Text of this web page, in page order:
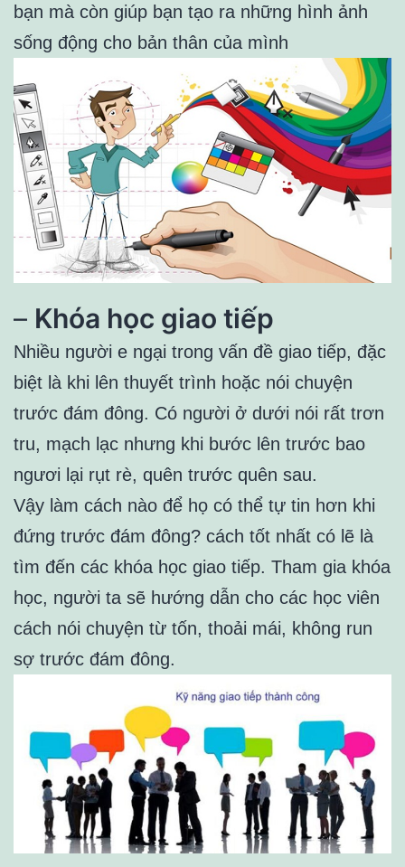
bạn mà còn giúp bạn tạo ra những hình ảnh
sống động cho bản thân của mình
– Khóa học giao tiếp
Nhiều người e ngại trong vấn đề giao tiếp, đặc
biệt là khi lên thuyết trình hoặc nói chuyện
trước đám đông. Có người ở dưới nói rất trơn
tru, mạch lạc nhưng khi bước lên trước bao
ngươi lại rụt rè, quên trước quên sau.
Vậy làm cách nào để họ có thể tự tin hơn khi
đứng trước đám đông? cách tốt nhất có lẽ là
tìm đến các khóa học giao tiếp. Tham gia khóa
học, người ta sẽ hướng dẫn cho các học viên
cách nói chuyện từ tốn, thoải mái, không run
sợ trước đám đông.